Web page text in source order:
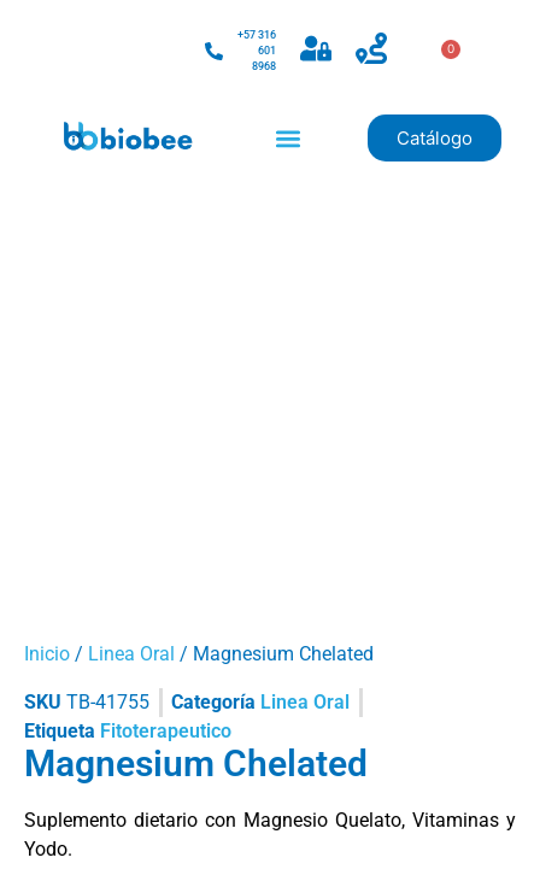
+57 316
601
8968
0
Catálogo
Inicio / Linea Oral / Magnesium Chelated
SKU TB-41755 Categoría Linea Oral
Etiqueta Fitoterapeutico
Magnesium Chelated
Suplemento dietario con Magnesio Quelato, Vitaminas y
Yodo.